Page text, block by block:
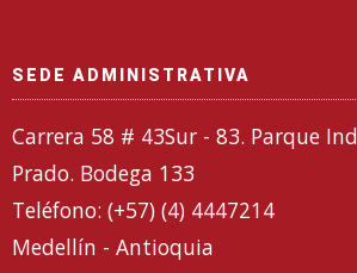
SEDE ADMINISTRATIVA
Carrera 58 # 43Sur - 83. Parque
Prado. Bodega 133
Teléfono: (+57) (4) 4447214
Medellín - Antioquia